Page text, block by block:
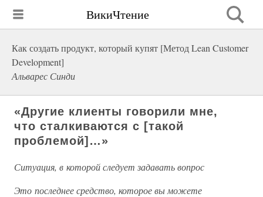
ВикиЧтение
Как создать продукт, который купят [Метод Lean Customer
Development]
Альварес Синди
«Другие клиенты говорили мне,
что сталкиваются с [такой
проблемой]…»
Ситуация, в которой следует задавать вопрос
Это последнее средство, которое вы можете